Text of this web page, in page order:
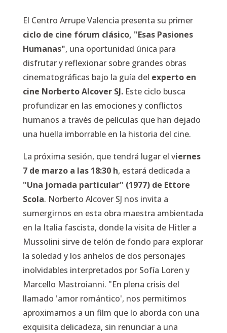
El Centro Arrupe Valencia presenta su primer
ciclo de cine fórum clásico, "Esas Pasiones
Humanas", una oportunidad única para
disfrutar y reflexionar sobre grandes obras
cinematográficas bajo la guía del experto en
cine Norberto Alcover SJ.Este ciclo busca
profundizar en las emociones y conflictos
humanos a través de películas que han dejado
una huella imborrable en la historia del cine.
La próxima sesión, que tendrá lugar el viernes
7 de marzo a las 18:30 h, estará dedicada a
"Una jornada particular" (1977) de Ettore
Scola. Norberto Alcover SJ nos invita a
sumergirnos en esta obra maestra ambientada
en la Italia fascista, donde la visita de Hitler a
Mussolini sirve de telón de fondo para explorar
la soledad y los anhelos de dos personajes
inolvidables interpretados por Sofía Loren y
Marcello Mastroianni. "En plena crisis del
llamado 'amor romántico', nos permitimos
aproximarnos a un film que lo aborda con una
exquisita delicadeza, sin renunciar a una